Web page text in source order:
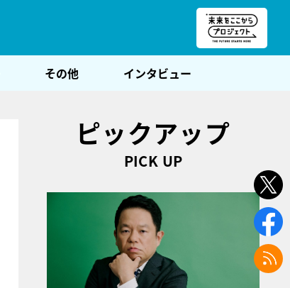
その他 インタビュー
ピックアップ
PICK UP